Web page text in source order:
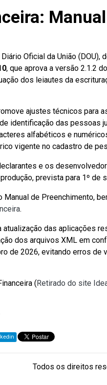
Oficial da União (DOU),
, que aprova a versão 2.1.2
dos leiautes da
ajustes técnicos para
identificação das pessoas
alfabéticos e
vigente no cadastro de
e os
prevista para 1º de
Manual de Preenchimento,
.
atualização das aplicações
dos arquivos XML em
de 2026, evitando erros de
(Retirado do site
Todos os direitos